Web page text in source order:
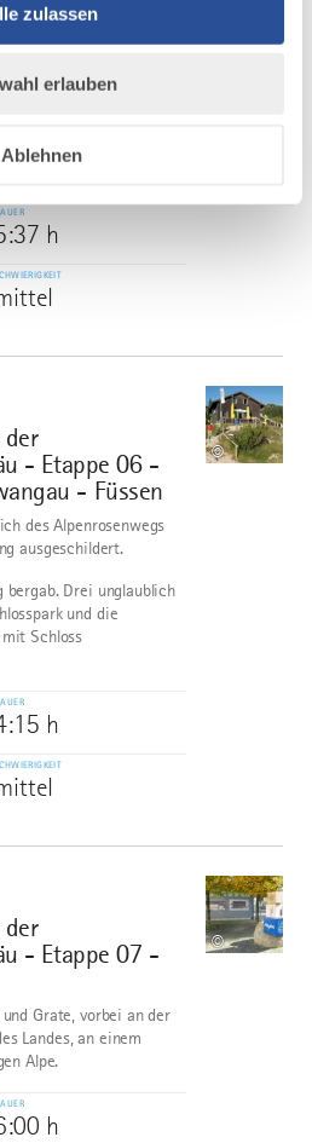
zulassen
erlauben
Ablehnen
4:
- Bad
h
- Etappe 06 -
- Füssen
©
des Alpenrosenwegs
ausgeschildert.
bergab. Drei unglaublich
und die
Schloss
h
- Etappe 07 -
©
Grate, vorbei an der
Landes, an einem
Alpe.
h